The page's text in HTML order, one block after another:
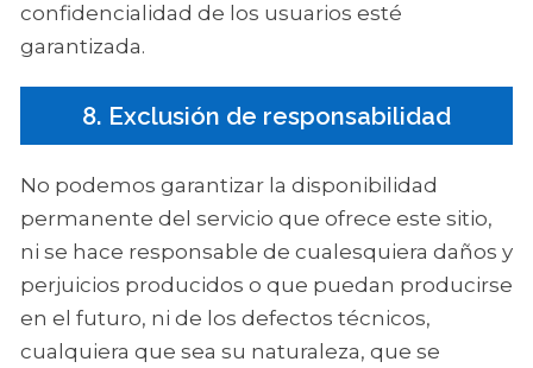
confidencialidad de los usuarios esté
garantizada.
8. Exclusión de responsabilidad
No podemos garantizar la disponibilidad
permanente del servicio que ofrece este sitio,
ni se hace responsable de cualesquiera daños y
perjuicios producidos o que puedan producirse
en el futuro, ni de los defectos técnicos,
cualquiera que sea su naturaleza, que se